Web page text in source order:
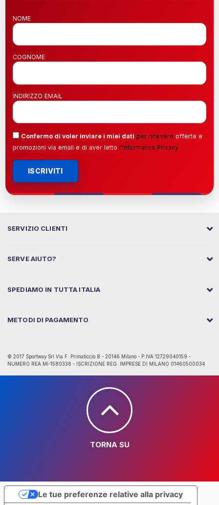
NOME
COGNOME
INDIRIZZO EMAIL
Confermo di voler inviare i miei dati per ricevere offerte e
promozioni via email e di aver letto l’Informativa Privacy.
ISCRIVITI
SERVIZIO CLIENTI
SERVE AIUTO?
SPEDIAMO IN TUTTA ITALIA
METODI DI PAGAMENTO
© 2017 Sportway Srl Via F. Primaticcio 8 - 20146 Milano - P.IVA 12729040159 -
NUMERO REA MI-1580336 - ISCRIZIONE REG. IMPRESE DI MILANO 01460500034
TORNA SU
Le tue preferenze relative alla privacy